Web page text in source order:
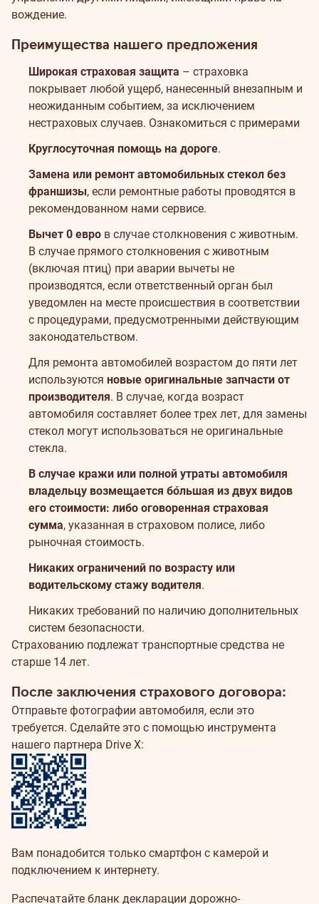
вождение.
Преимущества нашего предложения
Широкая страховая защита – страховка
покрывает любой ущерб, нанесенный внезапным и
неожиданным событием, за исключением
нестраховых случаев. Ознакомиться с примерами
Круглосуточная помощь на дороге.
Замена или ремонт автомобильных стекол без
франшизы, если ремонтные работы проводятся в
рекомендованном нами сервисе.
Вычет 0 евро в случае столкновения с животным.
В случае прямого столкновения с животным
(включая птиц) при аварии вычеты не
производятся, если ответственный орган был
уведомлен на месте происшествия в соответствии
с процедурами, предусмотренными действующим
законодательством.
Для ремонта автомобилей возрастом до пяти лет
используются новые оригинальные запчасти от
производителя. В случае, когда возраст
автомобиля составляет более трех лет, для замены
стекол могут использоваться не оригинальные
стекла.
В случае кражи или полной утраты автомобиля
владельцу возмещается бо́льшая из двух видов
его стоимости: либо оговоренная страховая
сумма, указанная в страховом полисе, либо
рыночная стоимость.
Никаких ограничений по возрасту или
водительскому стажу водителя.
Никаких требований по наличию дополнительных
систем безопасности.
Страхованию подлежат транспортные средства не
старше 14 лет.
После заключения страхового договора:
Отправьте фотографии автомобиля, если это
требуется. Сделайте это с помощью инструмента
нашего партнера Drive X:
Вам понадобится только смартфон с камерой и
подключением к интернету.
Распечатайте бланк декларации дорожно-